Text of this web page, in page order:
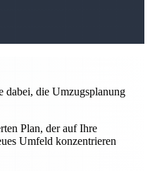
dabei, die Umzugsplanung
Plan, der auf Ihre
Umfeld konzentrieren